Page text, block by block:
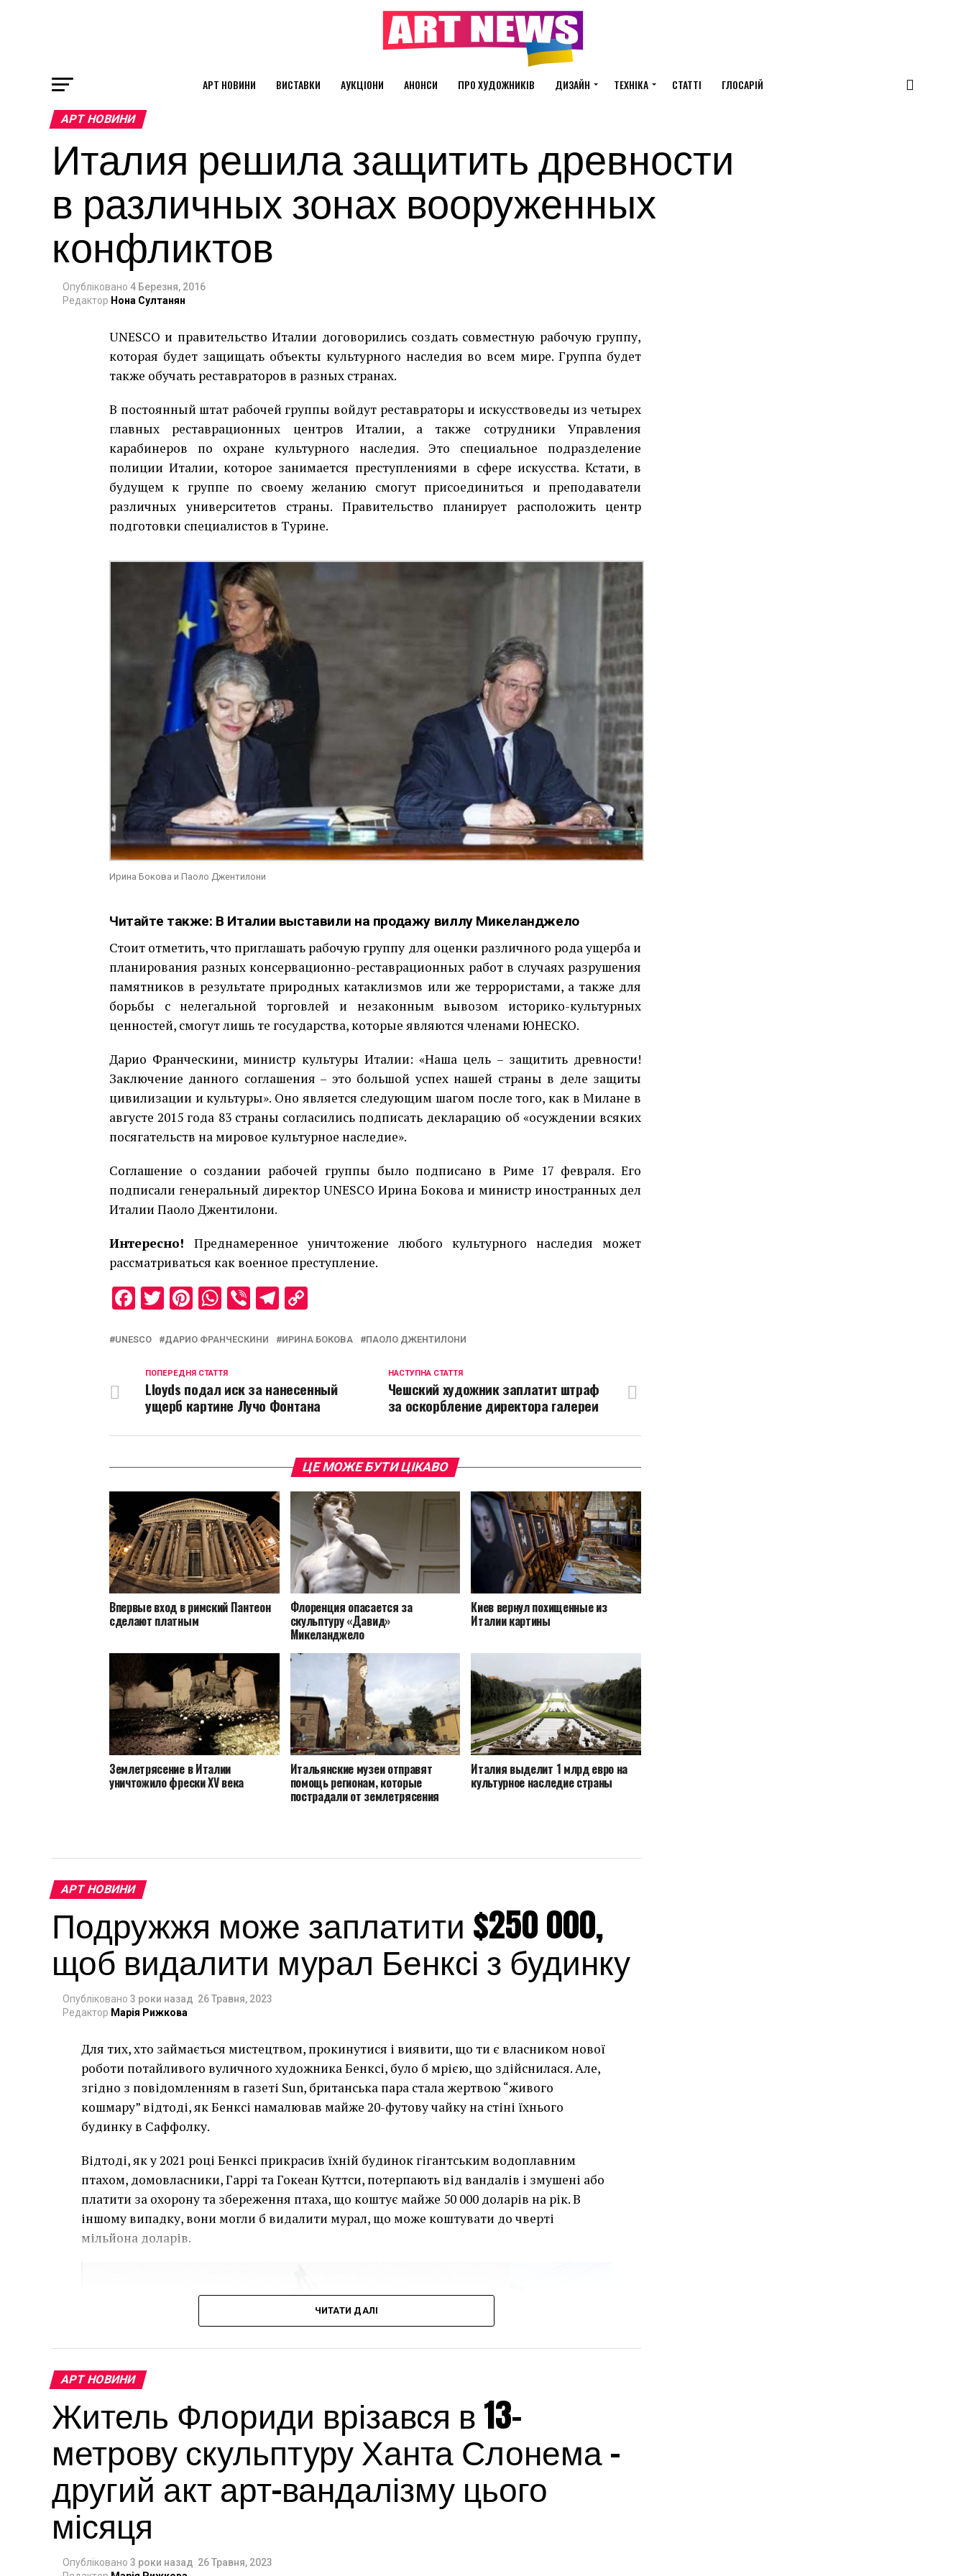
АРТ НОВИНИ ВИСТАВКИ АУКЦІОНИ АНОНСИ ПРО ХУДОЖНИКІВ ДИЗАЙН ТЕХНІКА СТАТТІ ГЛОСАРІЙ
АРТ НОВИНИ
Италия решила защитить древности
в различных зонах вооруженных
конфликтов
Опубліковано 4 Березня, 2016
Редактор Нона Султанян
UNESCO и правительство Италии договорились создать совместную рабочую группу,
которая будет защищать объекты культурного наследия во всем мире. Группа будет
также обучать реставраторов в разных странах.
В постоянный штат рабочей группы войдут реставраторы и искусствоведы из четырех
главных реставрационных центров Италии, а также сотрудники Управления
карабинeров по охране культурного наследия. Это специальное подразделение
полиции Италии, которое занимается преступлениями в сфере искусства. Кстати, в
будущем к группе по своему желанию смогут присоединиться и преподаватели
различных университетов страны. Правительство планирует расположить центр
подготовки специалистов в Турине.
Ирина Бокова и Паоло Джентилони
Читайте также: В Италии выставили на продажу виллу Микеланджело
Стоит отметить, что приглашать рабочую группу для оценки различного рода ущерба и
планирования разных консервационно-реставрационных работ в случаях разрушения
памятников в результате природных катаклизмов или же террористами, а также для
борьбы с нелегальной торговлей и незаконным вывозом историко-культурных
ценностей, смогут лишь те государства, которые являются членами ЮНЕСКО.
Дарио Франческини, министр культуры Италии: «Наша цель – защитить древности!
Заключение данного соглашения – это большой успех нашей страны в деле защиты
цивилизации и культуры». Оно является следующим шагом после того, как в Милане в
августе 2015 года 83 страны согласились подписать декларацию об «осуждении всяких
посягательств на мировое культурное наследие».
Соглашение о создании рабочей группы было подписано в Риме 17 февраля. Его
подписали генеральный директор UNESCO Ирина Бокова и министр иностранных дел
Италии Паоло Джентилони.
Интересно! Преднамеренное уничтожение любого культурного наследия может
рассматриваться как военное преступление.
Facebook
Twitter
Pinterest
WhatsApp
ViberTelegram
UNESCO ДАРИО ФРАНЧЕСКИНИ ИРИНА БОКОВА ПАОЛО ДЖЕНТИЛОНИ
НАСТУПНА СТАТТЯ
Чешский художник заплатит штраф
за оскорбление директора галереи
ПОПЕРЕДНЯ СТАТТЯ
Lloyds подал иск за нанесенный
ущерб картине Лучо Фонтана
ЦЕ МОЖЕ БУТИ ЦІКАВО
Впервые вход в римский Пантеон
сделают платным
Флоренция опасается за
скульптуру «Давид»
Микеланджело
Киев вернул похищенные из
Италии картины
Землетрясение в Италии
уничтожило фрески XV века
Итальянские музеи отправят
помощь регионам, которые
пострадали от землетрясения
Италия выделит 1 млрд евро на
культурное наследие страны
АРТ НОВИНИ
Подружжя може заплатити $250 000,
щоб видалити мурал Бенксі з будинку
Опубліковано 3 роки назад 26 Травня, 2023
Редактор Марія Рижкова
Для тих, хто займається мистецтвом, прокинутися і виявити, що ти є власником нової
роботи потайливого вуличного художника Бенксі, було б мрією, що здійснилася. Але,
згідно з повідомленням в газеті Sun, британська пара стала жертвою “живого
кошмару” відтоді, як Бенксі намалював майже 20-футову чайку на стіні їхнього
будинку в Саффолку.
Відтоді, як у 2021 році Бенксі прикрасив їхній будинок гігантським водоплавним
птахом, домовласники, Гаррі та Гокеан Куттси, потерпають від вандалів і змушені або
платити за охорону та збереження птаха, що коштує майже 50 000 доларів на рік. В
іншому випадку, вони могли б видалити мурал, що може коштувати до чверті
мільйона доларів.
ЧИТАТИ ДАЛІ
АРТ НОВИНИ
Житель Флориди врізався в 13-
метрову скульптуру Ханта Слонема –
другий акт арт-вандалізму цього
місяця
Опубліковано 3 роки назад 26 Травня, 2023